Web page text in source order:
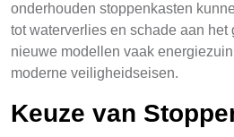
onderhouden stoppenkasten
tot waterverlies en schade aan het
nieuwe modellen vaak
moderne veiligheidseisen.
Keuze van